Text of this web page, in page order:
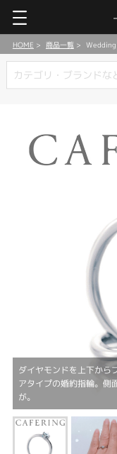
HOME 商品一覧 Wedding
ダイヤモンドを上下から
アタイプの婚約指輪。側
が。